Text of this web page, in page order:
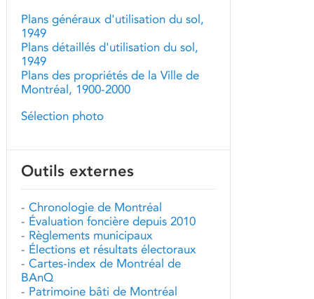
Plans généraux d'utilisation du sol,
1949
Plans détaillés d'utilisation du sol,
1949
Plans des propriétés de la Ville de
Montréal, 1900-2000
Sélection photo
Outils externes
- Chronologie de Montréal
- Évaluation foncière depuis 2010
- Règlements municipaux
- Élections et résultats électoraux
- Cartes-index de Montréal de
BAnQ
- Patrimoine bâti de Montréal